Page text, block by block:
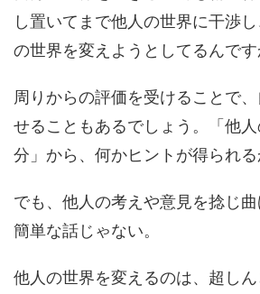
し置いてまで他人の世界に干渉
の世界を変えようとしてるんです
周りからの評価を受けることで
せることもあるでしょう。「他
分」から、何かヒントが得られる
でも、他人の考えや意見を捻じ
簡単な話じゃない。
他人の世界を変えるのは、超しん